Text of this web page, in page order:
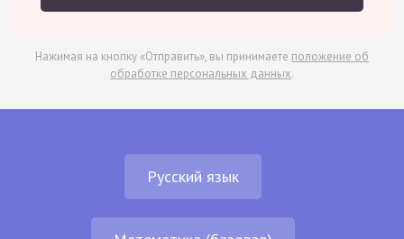
Нажимая на кнопку «Отправить», вы принимаете положение об
обработке персональных данных.
Русский язык